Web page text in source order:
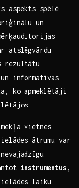
​aspekts spēlē
un
​atslēgvārdu
rezultātu
informatīvas
ko apmeklētāji
vietnes
ātrumu var​
instrumentus ,
laiku.